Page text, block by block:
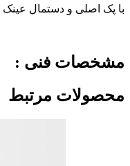
با پک اصلی و دستمال عینک
مشخصات فنی :
محصولات مرتبط